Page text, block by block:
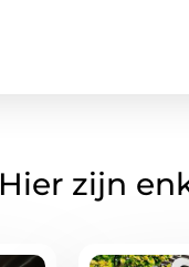
Hier zijn